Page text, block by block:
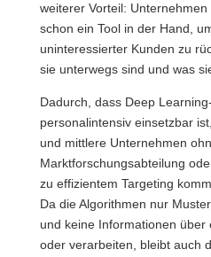
weiterer Vorteil:
schon ein Tool in der Hand,
uninteressierter Kunden zu
sie unterwegs sind und was
Dadurch, dass Deep
personalintensiv einsetzbar
und mittlere Unternehmen
Marktforschungsabteilung
zu effizientem Targeting
Da die Algorithmen nur
und keine Informationen über
oder verarbeiten, bleibt auch